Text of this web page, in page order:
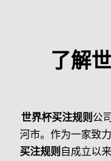
了解
世界杯买注规则公
河市。作为一家致
买注规则 自成立以